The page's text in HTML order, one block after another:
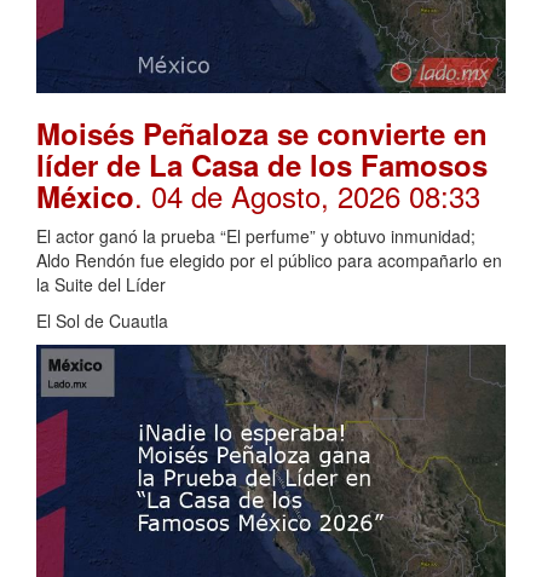
Moisés Peñaloza se convierte en
líder de La Casa de los Famosos
México. 04 de Agosto, 2026 08:33
El actor ganó la prueba “El perfume” y obtuvo inmunidad;
Aldo Rendón fue elegido por el público para acompañarlo en
la Suite del Líder
El Sol de Cuautla